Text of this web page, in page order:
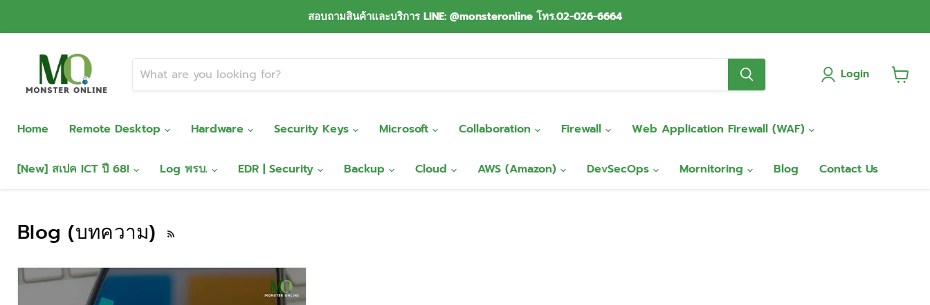
สอบถามสินค้าและบริการ LINE: @monsteronline โทร.02-026-6664
Login
View
Home
Remote Desktop Hardware Security Keys Microsoft Collaboration Firewall Web Application Firewall (WAF)
[New] สเปค ICT ปี 68! Log พรบ. EDR | Security Backup Cloud AWS (Amazon) DevSecOps Mornitoring Blog Contact Us
Blog (บทความ) RSS